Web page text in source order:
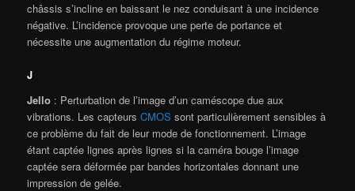
châssis s’incline en baissant le nez conduisant à une incidence
négative. L’incidence provoque une perte de portance et
nécessite une augmentation du régime moteur.
J
Jello : Perturbation de l’image d’un caméscope due aux
vibrations. Les capteursCMOS sont particulièrement sensibles à
ce problème du fait de leur mode de fonctionnement. L’image
étant captée lignes après lignes si la caméra bouge l’image
captée sera déformée par bandes horizontales donnant une
impression de gelée.